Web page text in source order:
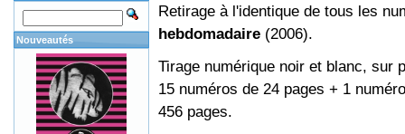
Retirage à l'identique de tous les
hebdomadaire (2006).
Tirage numérique noir et blanc, sur
15 numéros de 24 pages + 1
456 pages.
Nouveautés